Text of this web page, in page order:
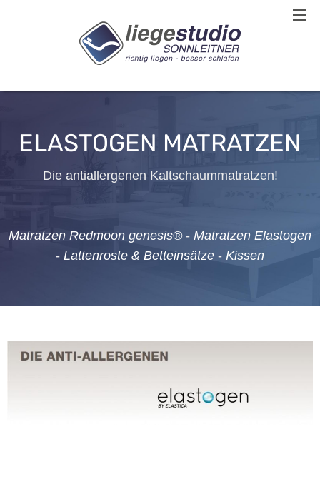
ELASTOGEN MATRATZEN
Die antiallergenen Kaltschaummatratzen!
Matratzen Redmoon genesis®- Matratzen Elastogen
- Lattenroste & Betteinsätze - Kissen